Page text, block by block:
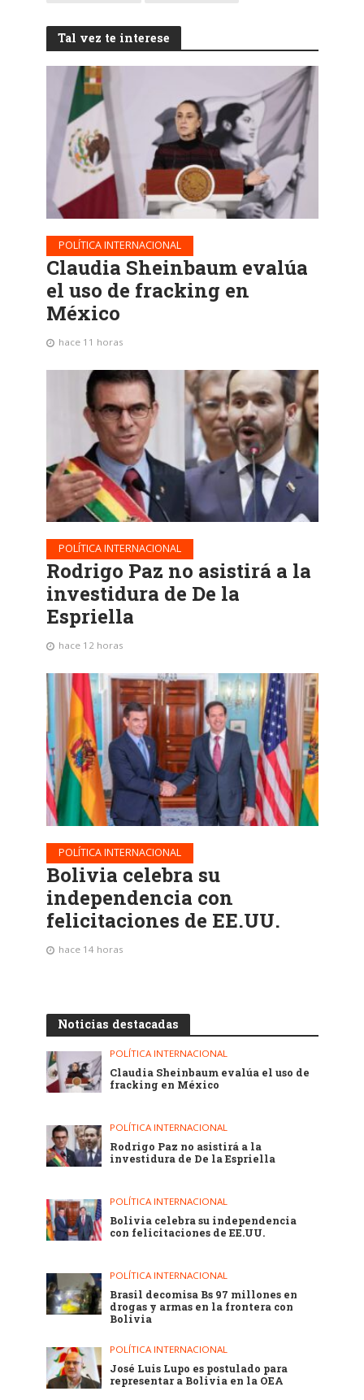
Tal vez te interese
POLÍTICA INTERNACIONAL
Claudia Sheinbaum evalúa
el uso de fracking en
México
hace 11 horas
POLÍTICA INTERNACIONAL
Rodrigo Paz no asistirá a la
investidura de De la
Espriella
hace 12 horas
POLÍTICA INTERNACIONAL
Bolivia celebra su
independencia con
felicitaciones de EE.UU.
hace 14 horas
Noticias destacadas
POLÍTICA INTERNACIONAL
Claudia Sheinbaum evalúa el uso de
fracking en México
POLÍTICA INTERNACIONAL
Rodrigo Paz no asistirá a la
investidura de De la Espriella
POLÍTICA INTERNACIONAL
Bolivia celebra su independencia
con felicitaciones de EE.UU.
POLÍTICA INTERNACIONAL
Brasil decomisa Bs 97 millones en
drogas y armas en la frontera con
Bolivia
POLÍTICA INTERNACIONAL
José Luis Lupo es postulado para
representar a Bolivia en la OEA